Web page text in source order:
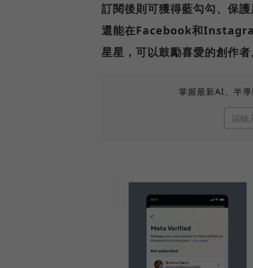
訂閱後則可獲得藍勾勾、保
還能在Facebook和
星星，可以鼓勵喜愛的創作者
掌握最新AI、半